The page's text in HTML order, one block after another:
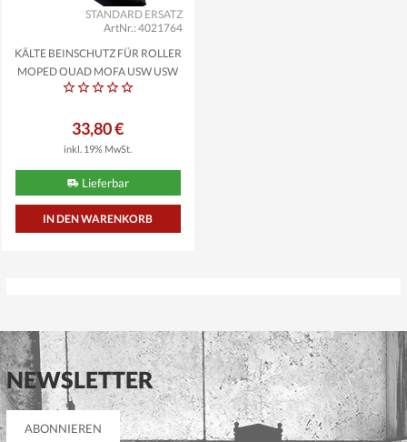
ArtNr.: 4021764
STANDARD ERSATZ
KÄLTE BEINSCHUTZ FÜR ROLLER
MOPED QUAD MOFA USW USW
33,80 €
inkl. 19% MwSt.
Lieferbar
NEWSLETTER